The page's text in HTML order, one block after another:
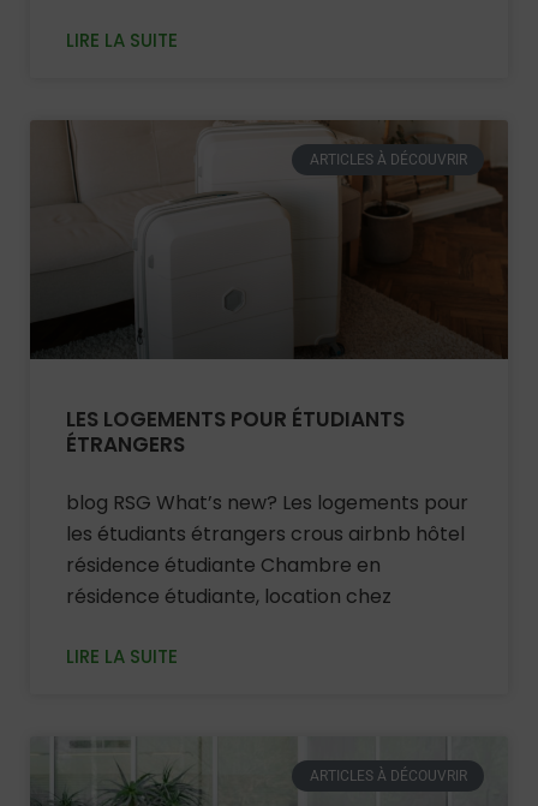
LIRE LA SUITE
ARTICLES À DÉCOUVRIR
LES LOGEMENTS POUR ÉTUDIANTS
ÉTRANGERS
blog RSG What’s new? Les logements pour
les étudiants étrangers crous airbnb hôtel
résidence étudiante Chambre en
résidence étudiante, location chez
LIRE LA SUITE
ARTICLES À DÉCOUVRIR